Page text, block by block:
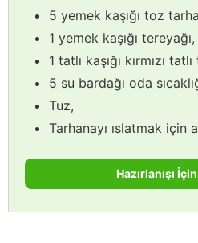
5 yemek kaşığı toz
1 yemek kaşığı tereyağı,
1 tatlı kaşığı kırmızı
5 su bardağı oda
Tuz,
Tarhanayı ıslatmak için
Hazırlanışı